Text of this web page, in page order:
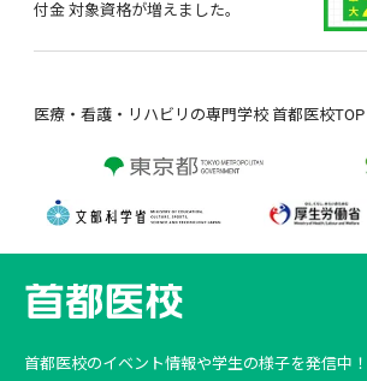
付金 対象資格が増えました。
医療・看護・リハビリの専門学校 首都医校TOP
首都医校のイベント情報や学生の様子を発信中！